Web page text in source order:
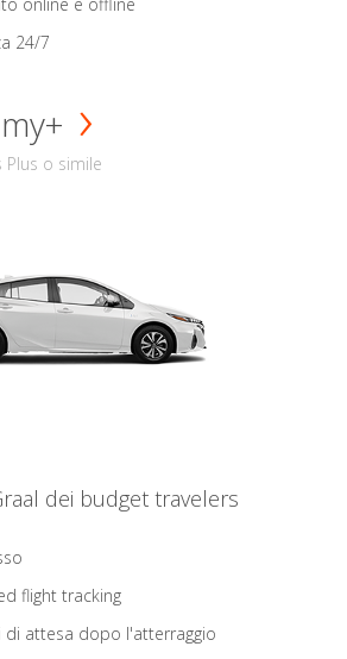
24/7
Plus o simile
dei budget travelers
flight tracking
di attesa dopo l'atterraggio